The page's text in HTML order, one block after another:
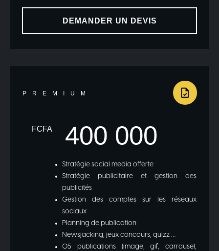
DEMANDER UN DEVIS
PREMIUM
FCFA 400 000
Stratégie social media offerte
Stratégie publicitaire et gestion des
publicités
Gestion des comptes sur les réseaux
sociaux
Planning de publication
Newsjacking, jeux concours, quizz …
05 publications (image, gif, carrousel,